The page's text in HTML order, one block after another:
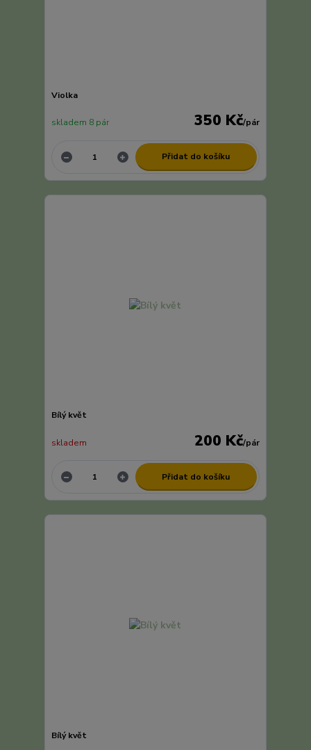
Violka
350 Kč/pár
skladem 8 pár
Přidat do košíku
Bílý květ
200 Kč/pár
skladem
Přidat do košíku
Bílý květ